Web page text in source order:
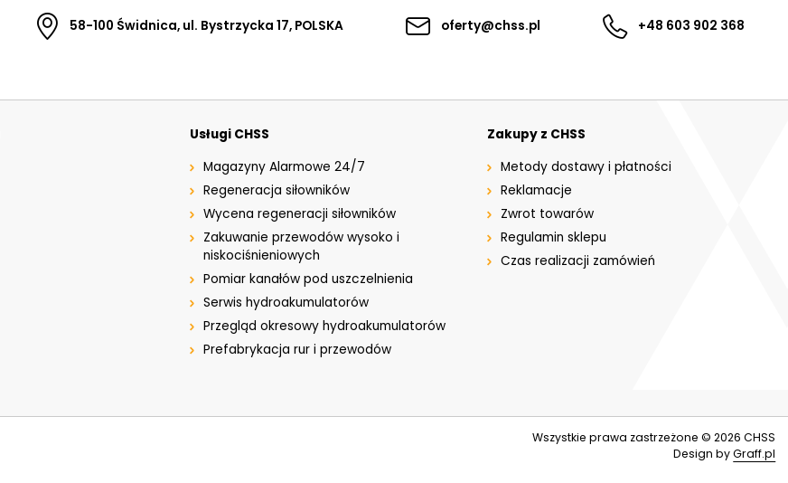
58-100 Świdnica, ul. Bystrzycka 17, POLSKA oferty@chss.pl +48 603 902 368
Usługi CHSS
Magazyny Alarmowe 24/7
Regeneracja siłowników
Wycena regeneracji siłowników
Zakuwanie przewodów wysoko i
niskociśnieniowych
Pomiar kanałów pod uszczelnienia
Serwis hydroakumulatorów
Przegląd okresowy hydroakumulatorów
Prefabrykacja rur i przewodów
Zakupy z CHSS
Metody dostawy i płatności
Reklamacje
Zwrot towarów
Regulamin sklepu
Czas realizacji zamówień
Wszystkie prawa zastrzeżone © 2026CHSS
Design byGraff.pl